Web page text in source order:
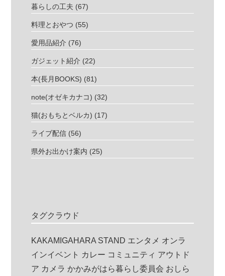
暮らしの工夫 (67)
料理とおやつ (55)
愛用品紹介 (76)
ガジェット紹介 (22)
本(長月BOOKS) (81)
note(オゼキカナコ) (32)
猫(おもちとベルカ) (17)
ライブ配信 (56)
県外お出かけ案内 (25)
タグクラウド
KAKAMIGAHARA STAND エンタメ オンラ
インイベント カレー コミュニティ アウトド
ア カメラ かかみがはら暮らし委員会 おしら